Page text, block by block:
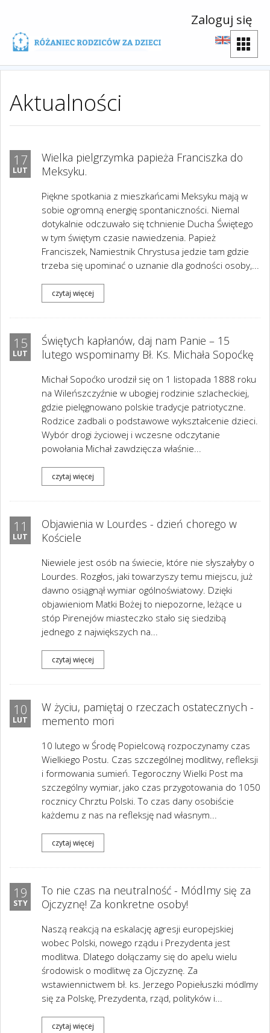
Zaloguj się
Aktualności
17
LUT
Wielka pielgrzymka papieża Franciszka do
Meksyku.
Piękne spotkania z mieszkańcami Meksyku mają w
sobie ogromną energię spontaniczności. Niemal
dotykalnie odczuwało się tchnienie Ducha Świętego
w tym świętym czasie nawiedzenia. Papież
Franciszek, Namiestnik Chrystusa jedzie tam gdzie
trzeba się upominać o uznanie dla godności osoby,...
czytaj więcej
15
LUT
Świętych kapłanów, daj nam Panie – 15
lutego wspominamy Bł. Ks. Michała Sopoćkę
Michał Sopoćko urodził się on 1 listopada 1888 roku
na Wileńszczyźnie w ubogiej rodzinie szlacheckiej,
gdzie pielęgnowano polskie tradycje patriotyczne.
Rodzice zadbali o podstawowe wykształcenie dzieci.
Wybór drogi życiowej i wczesne odczytanie
powołania Michał zawdzięcza właśnie...
czytaj więcej
11
LUT
Objawienia w Lourdes - dzień chorego w
Kościele
Niewiele jest osób na świecie, które nie słyszałyby o
Lourdes. Rozgłos, jaki towarzyszy temu miejscu, już
dawno osiągnął wymiar ogólnoświatowy. Dzięki
objawieniom Matki Bożej to niepozorne, leżące u
stóp Pirenejów miasteczko stało się siedzibą
jednego z największych na...
czytaj więcej
10
LUT
W życiu, pamiętaj o rzeczach ostatecznych -
memento mori
10 lutego w Środę Popielcową rozpoczynamy czas
Wielkiego Postu. Czas szczególnej modlitwy, refleksji
i formowania sumień. Tegoroczny Wielki Post ma
szczególny wymiar, jako czas przygotowania do 1050
rocznicy Chrztu Polski. To czas dany osobiście
każdemu z nas na refleksję nad własnym...
czytaj więcej
19
STY
To nie czas na neutralność - Módlmy się za
Ojczyznę! Za konkretne osoby!
Naszą reakcją na eskalację agresji europejskiej
wobec Polski, nowego rządu i Prezydenta jest
modlitwa. Dlatego dołączamy się do apelu wielu
środowisk o modlitwę za Ojczyznę. Za
wstawiennictwem bł. ks. Jerzego Popiełuszki módlmy
się za Polskę, Prezydenta, rząd, polityków i...
czytaj więcej